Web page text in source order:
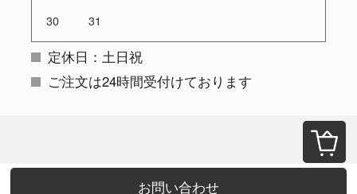
お問い合わせ
30 31
定休日：土日祝
ご注文は24時間受付けております